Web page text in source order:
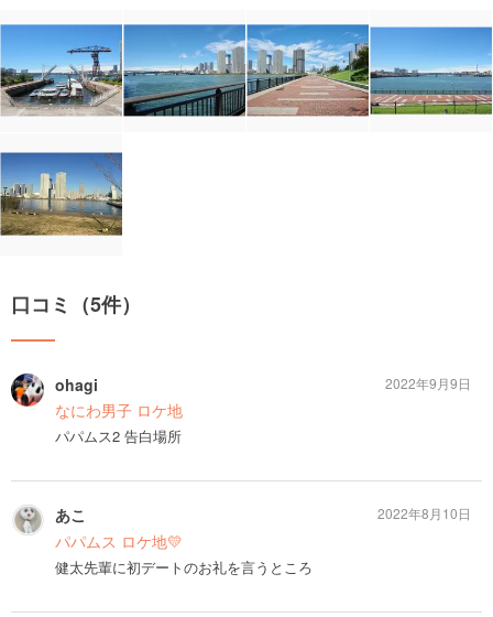
口コミ（5件）
ohagi
なにわ男子 ロケ地
パパムス2 告白場所
2022年9月9日
あこ
パパムス ロケ地💛
健太先輩に初デートのお礼を言うところ
2022年8月10日